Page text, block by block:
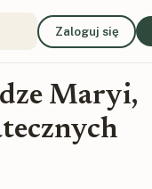
Zaloguj się
Maryi,